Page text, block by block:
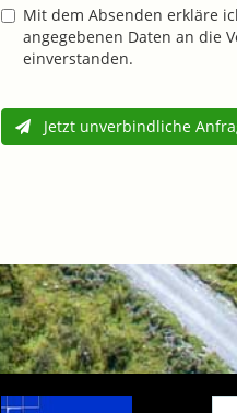
Mit dem Absenden erkläre
angegebenen Daten an die
einverstanden.
Jetzt unverbindliche